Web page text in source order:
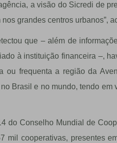
a visão do Sicredi de
grandes centros urbanos”,
que – além de
à instituição financeira –,
ou frequenta a região da
Brasil e no mundo, tendo
do Conselho Mundial de
mil cooperativas, presentes